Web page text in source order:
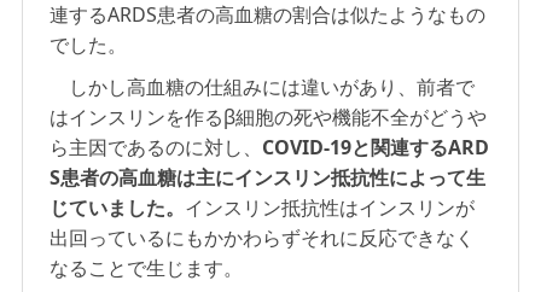
連するARDS患者の高血糖の割合は似たようなもの
でした。
しかし高血糖の仕組みには違いがあり、前者で
はインスリンを作るβ細胞の死や機能不全がどうや
ら主因であるのに対し、 COVID-19と関連するARD
S患者の高血糖は主にインスリン抵抗性によって生
じていました。 インスリン抵抗性はインスリンが
出回っているにもかかわらずそれに反応できなく
なることで生じます。